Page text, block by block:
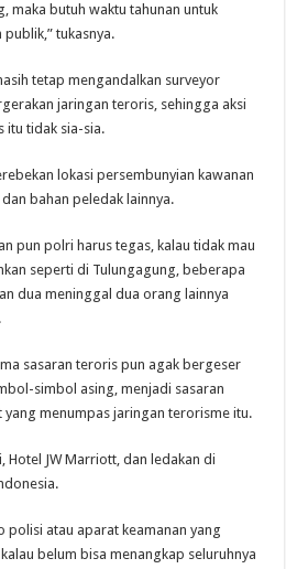
maka butuh waktu tahunan untuk
tukasnya.
tetap mengandalkan surveyor
jaringan teroris, sehingga aksi
itu tidak sia-sia.
lokasi persembunyian kawanan
bahan peledak lainnya.
pun polri harus tegas, kalau tidak mau
seperti di Tulungagung, beberapa
dua meninggal dua orang lainnya
sasaran teroris pun agak bergeser
simbol asing, menjadi sasaran
menumpas jaringan terorisme itu.
JW Marriott, dan ledakan di
polisi atau aparat keamanan yang
belum bisa menangkap seluruhnya